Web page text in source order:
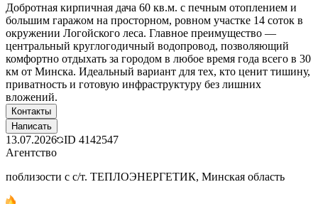
Добротная кирпичная дача 60 кв.м. с печным отоплением и
большим гаражом на просторном, ровном участке 14 соток в
окружении Логойского леса. Главное преимущество —
центральный круглогодичный водопровод, позволяющий
комфортно отдыхать за городом в любое время года всего в 30
км от Минска. Идеальный вариант для тех, кто ценит тишину,
приватность и готовую инфраструктуру без лишних
вложений.
Контакты
Написать
13.07.2026 ID 4142547
Агентство
поблизости с с/т. ТЕПЛОЭНЕРГЕТИК, Минская область